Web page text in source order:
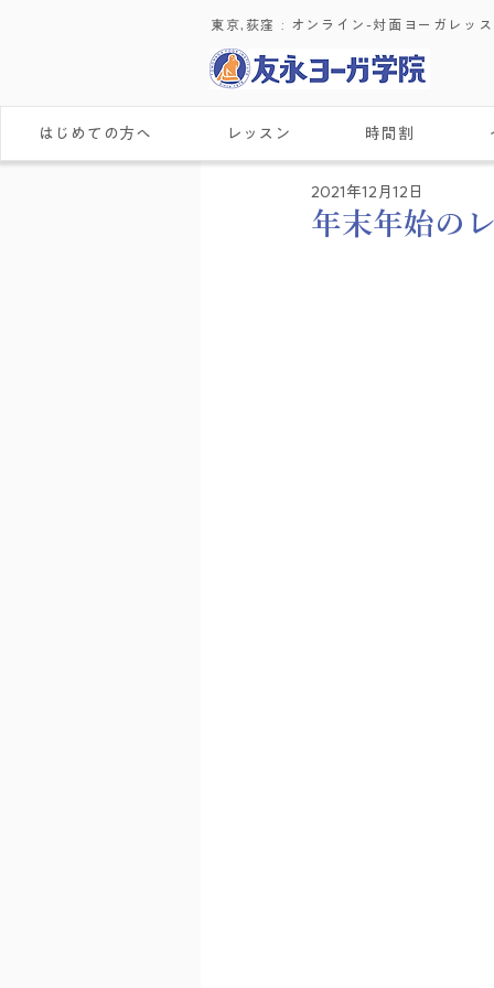
東京,荻窪 : ​オンライン-対面ヨーガレッス
はじめての方へ レッスン 時間割
年末年始の
2021年12月12日